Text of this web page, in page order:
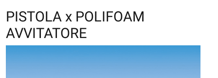
PISTOLA x POLIFOAM
AVVITATORE